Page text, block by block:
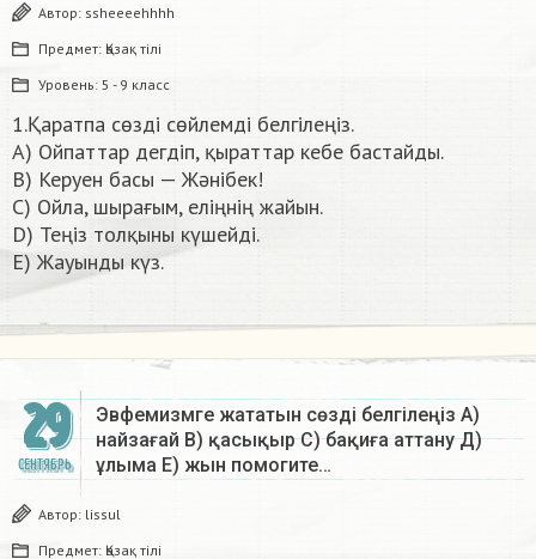
Автор: ssheeeehhhh
Предмет: Қазақ тiлi
Уровень: 5 - 9 класс
1.Қаратпа сөзді сөйлемді белгілеңіз.
А) Ойпаттар дегдiп, қыраттар кебе бастайды.
B) Керуен басы — Жәнібек!
C) Ойла, шырағым, еліңнің жайын.
D) Теңіз толқыны күшейді.
E) Жауынды күз.​
29
СЕНТЯБРЬ
Эвфемизмге жататын сөзді белгілеңіз А)
найзағай В) қасықыр С) бақиға аттану Д)
ұлыма Е) жын помогите…
Автор: lissul
Предмет: Қазақ тiлi